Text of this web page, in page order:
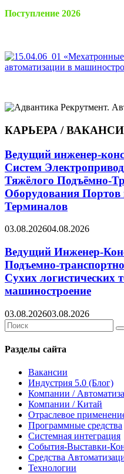
Поступление 2026
КАРЬЕРА /
Ведущий инженер-
Систем
Тяжёлого Подъёмно-
Оборудования
Терминалов
03.08.202604.08.2026
Ведущий Инженер-
Подъемно-
Сухих логистических
машиностроение
03.08.202603.08.2026
Search
for:
Разделы сайта
Вакансии
Индустрия 5.0 (Блог)
Компании /
Компании / Китай
Отраслевое
Программные средства
Системная интеграция
События-Выставки-
Средства
Технологии